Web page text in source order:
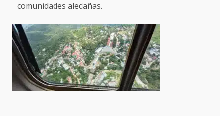
comunidades aledañas.